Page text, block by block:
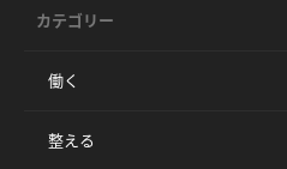
カテゴリー
働く
整える